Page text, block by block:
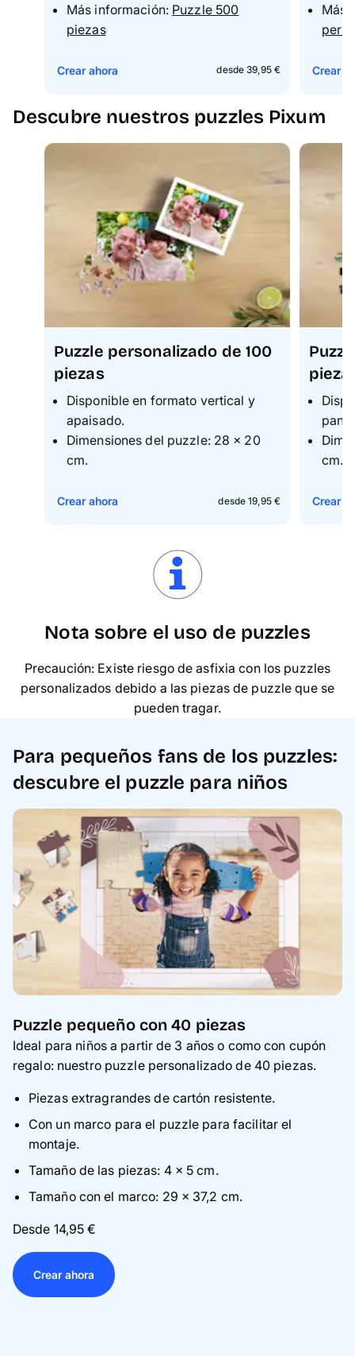
Más información: Puzzle 500
piezas
desde 39,95 €
Crear ahora
Más
Crear
Descubre nuestros puzzles Pixum
Puzzle personalizado de 100
piezas
Disponible en formato vertical y
apaisado.
Dimensiones del puzzle: 28 × 20
cm.
desde 19,95 €
Crear ahora
cm.
Crear
Nota sobre el uso de puzzles
Precaución: Existe riesgo de asfixia con los puzzles
personalizados debido a las piezas de puzzle que se
pueden tragar.
Para pequeños fans de los puzzles:
descubre el puzzle para niños
Puzzle pequeño con 40 piezas
Ideal para niños a partir de 3 años o como con cupón
regalo: nuestro puzzle personalizado de 40 piezas.
Piezas extragrandes de cartón resistente.
Con un marco para el puzzle para facilitar el
montaje.
Tamaño de las piezas: 4 × 5 cm.
Tamaño con el marco: 29 × 37,2 cm.
Desde 14,95 €
Crear ahora